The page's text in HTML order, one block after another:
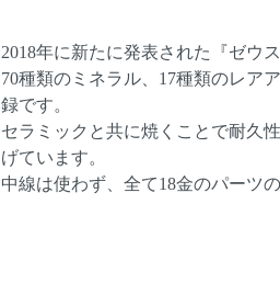
2018年に新たに発表された『ゼウ
70種類のミネラル、17種類のレア
録です。
セラミックと共に焼くことで耐久
げています。
中線は使わず、全て18金のパーツ